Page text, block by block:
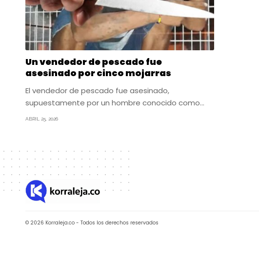
Un vendedor de pescado fue
asesinado por cinco mojarras
El vendedor de pescado fue asesinado,
supuestamente por un hombre conocido como…
ABRIL 25, 2026
© 2026 Korraleja.co - Todos los derechos reservados